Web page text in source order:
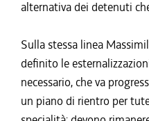
alternativa dei detenuti
Sulla stessa linea
definito le
necessario, che va
un piano di rientro per